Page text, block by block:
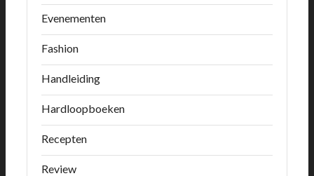
Evenementen
Fashion
Handleiding
Hardloopboeken
Recepten
Review